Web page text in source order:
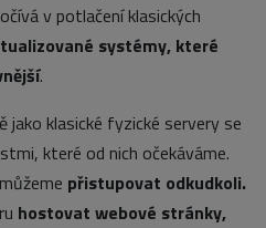
v potlačení klasických
systémy, které
.
jako klasické fyzické servery se
které od nich očekáváme.
přistupovat odkudkoli.
hostovat webové stránky,